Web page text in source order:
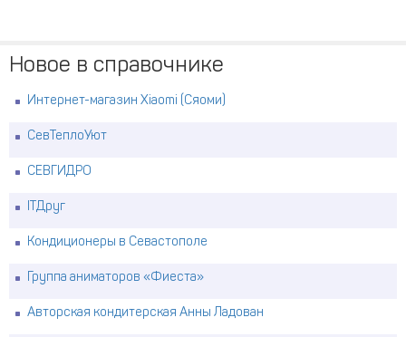
Новое в справочнике
Интернет-магазин Xiaomi (Сяоми)
СевТеплоУют
СЕВГИДРО
ITДруг
Кондиционеры в Севастополе
Группа аниматоров «Фиеста»
Авторская кондитерская Анны Ладован